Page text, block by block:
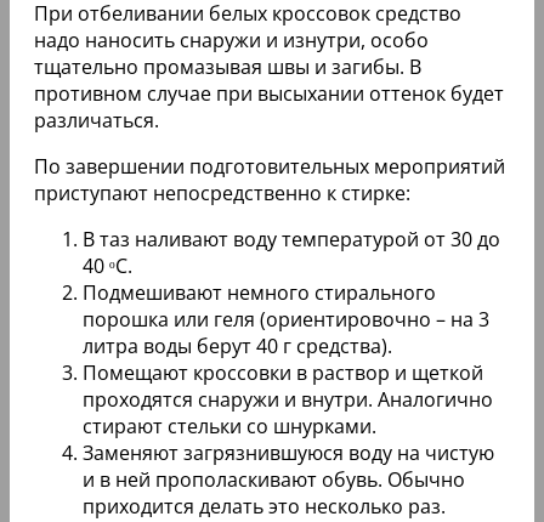
При отбеливании белых кроссовок средство
надо наносить снаружи и изнутри, особо
тщательно промазывая швы и загибы. В
противном случае при высыхании оттенок будет
различаться.
По завершении подготовительных мероприятий
приступают непосредственно к стирке:
В таз наливают воду температурой от 30 до
40 ᵒС.
Подмешивают немного стирального
порошка или геля (ориентировочно – на 3
литра воды берут 40 г средства).
Помещают кроссовки в раствор и щеткой
проходятся снаружи и внутри. Аналогично
стирают стельки со шнурками.
Заменяют загрязнившуюся воду на чистую
и в ней прополаскивают обувь. Обычно
приходится делать это несколько раз.